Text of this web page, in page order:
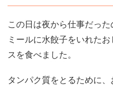
この日は夜から仕事だっ
ミールに水餃子をいれた
スを食べました。
タンパク質をとるために